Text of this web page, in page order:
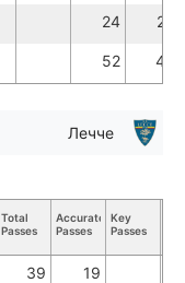
24 20
52 40
Лечче
Total
Passes
Accurate
Passes
Key
Passes
39 19